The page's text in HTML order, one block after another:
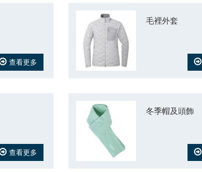
查看更多
毛裡外套
查看更多
冬季帽及頭飾